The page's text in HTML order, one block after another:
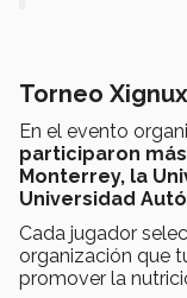
Torneo
En el evento
participaron
Monterrey, la
Universidad
Cada jugador
organización que
promover la